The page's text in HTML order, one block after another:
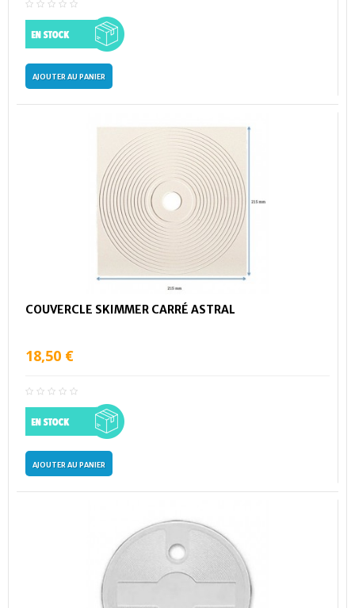
AJOUTER AU PANIER
COUVERCLE SKIMMER CARRÉ ASTRAL
18,50 €
AJOUTER AU PANIER